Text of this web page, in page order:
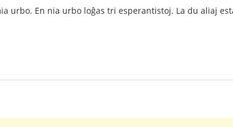
urbo. En nia urbo loĝas tri esperantistoj. La du aliaj